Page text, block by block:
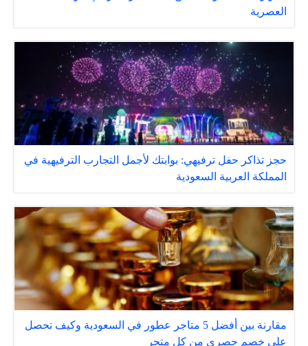
العصرية
حجز تذاكر حفل ترفيهي: بوابتك لأجمل التجارب الترفيهية في
المملكة العربية السعودية
مقارنة بين أفضل 5 متاجر عطور في السعودية وكيف تحصل
على خصم حصري من كل متجر